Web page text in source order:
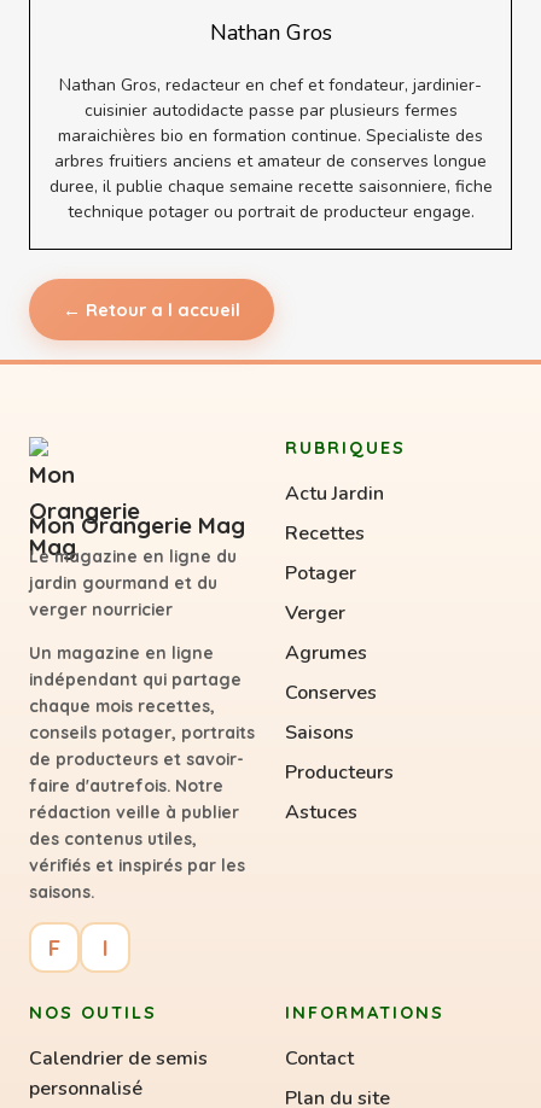
Nathan Gros
Nathan Gros, redacteur en chef et fondateur, jardinier-
cuisinier autodidacte passe par plusieurs fermes
maraichières bio en formation continue. Specialiste des
arbres fruitiers anciens et amateur de conserves longue
duree, il publie chaque semaine recette saisonniere, fiche
technique potager ou portrait de producteur engage.
← Retour a l accueil
Mon Orangerie Mag
Le magazine en ligne du
jardin gourmand et du
verger nourricier
Un magazine en ligne
indépendant qui partage
chaque mois recettes,
conseils potager, portraits
de producteurs et savoir-
faire d'autrefois. Notre
rédaction veille à publier
des contenus utiles,
vérifiés et inspirés par les
saisons.
F I
RUBRIQUES
Actu Jardin
Recettes
Potager
Verger
Agrumes
Conserves
Saisons
Producteurs
Astuces
NOS OUTILS
Calendrier de semis
personnalisé
INFORMATIONS
Contact
Plan du site